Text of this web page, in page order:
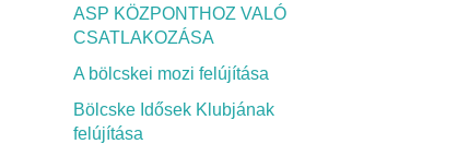
ASP KÖZPONTHOZ VALÓ
CSATLAKOZÁSA
A bölcskei mozi felújítása
Bölcske Idősek Klubjának
felújítása